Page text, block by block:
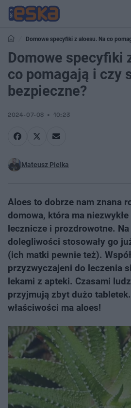
Domowe specyfiki z aloesu. Na co
Domowe specyfiki
co pomagają i czy
bezpieczne?
2024-07-08 10:23
Mateusz Pielka
Aloes to dobrze nam znana
domowa, która ma
lecznicze i prozdrowotne.
dolegliwości stosowały go
(ich matki pewnie też).
przyzwyczajeni do leczenia
lekami z apteki. Czasami
przyjmują zbyt dużo
właściwości ma aloes!